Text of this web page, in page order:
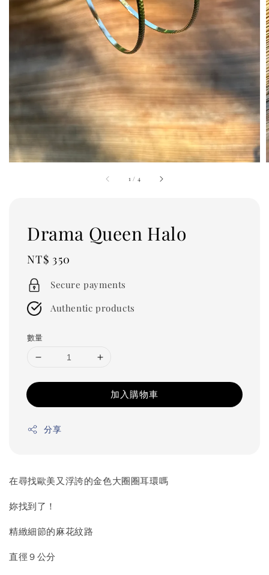
1 / 4
Drama Queen Halo
Regular
price
NT$ 350
Secure payments
Authentic products
數量
加入購物車
分享
在尋找歐美又浮誇的金色大圈圈耳環嗎
妳找到了！
精緻細節的麻花紋路
直徑９公分